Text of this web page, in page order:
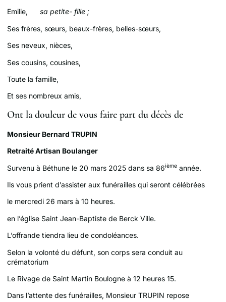
Emilie, sa petite- fille ;
Ses frères, sœurs, beaux-frères, belles-sœurs,
Ses neveux, nièces,
Ses cousins, cousines,
Toute la famille,
Et ses nombreux amis,
Ont la douleur de vous faire part du décès de
Monsieur Bernard TRUPIN
Retraité Artisan Boulanger
Survenu à Béthune le 20 mars 2025 dans sa 86ième année.
Ils vous prient d’assister aux funérailles qui seront célébrées
le mercredi 26 mars à 10 heures.
en l’église Saint Jean-Baptiste de Berck Ville.
L’offrande tiendra lieu de condoléances.
Selon la volonté du défunt, son corps sera conduit au
crématorium
Le Rivage de Saint Martin Boulogne à 12 heures 15.
Dans l’attente des funérailles, Monsieur TRUPIN repose